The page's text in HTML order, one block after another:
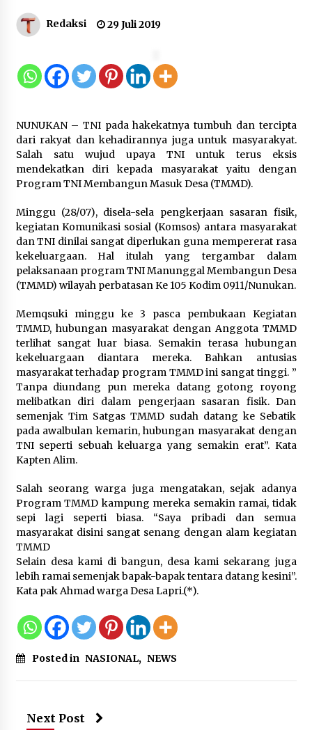
Kemenkum Malut Dorong
Perlindungan Hak Cipta Musik di Era
6 Agustus 2026
Dikunjungi PWI, Wawan Fauzi: Peran
Media Bisa Berdampak Besar
hingga Fatal
6 Agustus 2026
Kejari Kota Tangerang Bongkar
Korupsi Rp5,49 Miliar: Sewa Pesawat
Fiktif, Eks VP Angkasa Pura Kargo
Ditahan
6 Agustus 2026
Dukung Ekosistem Kendaraan
Listrik, Wapres Dorong Link and
Match Pendidikan–Industri
5 Agustus 2026
Marak Kecelakaan Kapal, Puan
Soroti Minimnya Faktor Keamanan
Transportasi Laut
Di Forum Internasional Majelis
Persaudaraan Manusia, Megawati
Soekarnoputri Tegaskan
Kepemimpinan Perempuan Bukan
Dominasi, Tapi Merawat Dan
Merangkul
5 Agustus 2026
NTT, Ahmad Ali: Karya dan
Redaksi 29 Juli 2019
NUNUKAN – TNI pada hakekatnya tumbuh dan tercipta
dari rakyat dan kehadirannya juga untuk masyarakyat.
Salah satu wujud upaya TNI untuk terus eksis
mendekatkan diri kepada masyarakat yaitu dengan
Program TNI Membangun Masuk Desa (TMMD).
Minggu (28/07), disela-sela pengkerjaan sasaran fisik,
kegiatan Komunikasi sosial (Komsos) antara masyarakat
dan TNI dinilai sangat diperlukan guna mempererat rasa
kekeluargaan. Hal itulah yang tergambar dalam
pelaksanaan program TNI Manunggal Membangun Desa
(TMMD) wilayah perbatasan Ke 105 Kodim 0911/Nunukan.
Memqsuki minggu ke 3 pasca pembukaan Kegiatan
TMMD, hubungan masyarakat dengan Anggota TMMD
terlihat sangat luar biasa. Semakin terasa hubungan
kekeluargaan diantara mereka. Bahkan antusias
masyarakat terhadap program TMMD ini sangat tinggi. ”
Tanpa diundang pun mereka datang gotong royong
melibatkan diri dalam pengerjaan sasaran fisik. Dan
semenjak Tim Satgas TMMD sudah datang ke Sebatik
pada awalbulan kemarin, hubungan masyarakat dengan
TNI seperti sebuah keluarga yang semakin erat”. Kata
Kapten Alim.
Salah seorang warga juga mengatakan, sejak adanya
Program TMMD kampung mereka semakin ramai, tidak
sepi lagi seperti biasa. “Saya pribadi dan semua
masyarakat disini sangat senang dengan alam kegiatan
TMMD
Selain desa kami di bangun, desa kami sekarang juga
lebih ramai semenjak bapak-bapak tentara datang kesini”.
Kata pak Ahmad warga Desa Lapri.(*).
Posted in NASIONAL, NEWS
Next Post